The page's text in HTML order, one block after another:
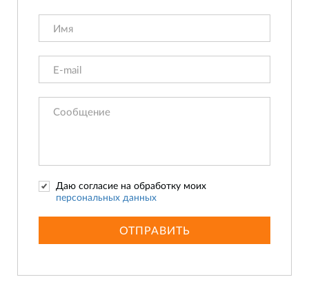
Даю согласие на обработку моих
персональных данных
ОТПРАВИТЬ